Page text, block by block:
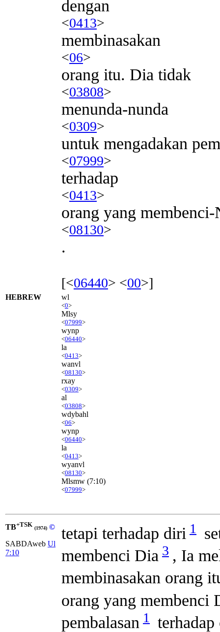
dengan
<0413>
membinasakan
<06>
orang itu. Dia tidak
<03808>
menunda-nunda
<0309>
untuk mengadakan
<07999>
terhadap
<0413>
orang yang membenci-
<08130>
.
[<06440> <00>]
HEBREW wl
<0>
Mlsy
<07999>
wynp
<06440>
la
<0413>
wanvl
<08130>
rxay
<0309>
al
<03808>
wdybahl
<06>
wynp
<06440>
la
<0413>
wyanvl
<08130>
Mlsmw (7:10)
<07999>
TB+TSK (1974) ©
SABDAweb Ul
7:10
tetapi terhadap diri 1
membenci Dia 3 , Ia
membinasakan orang
orang yang membenci
pembalasan 1